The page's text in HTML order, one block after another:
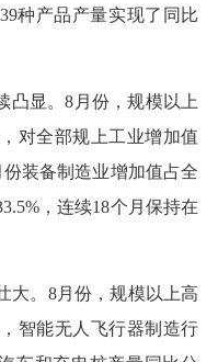
种产品产量实现了同比
凸显。8月份，规模以上
对全部规上工业增加值
装备制造业增加值占全
，连续18个月保持在
大。8月份，规模以上高
智能无人飞行器制造行